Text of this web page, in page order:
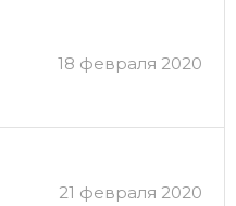
18 февраля 2020
21 февраля 2020